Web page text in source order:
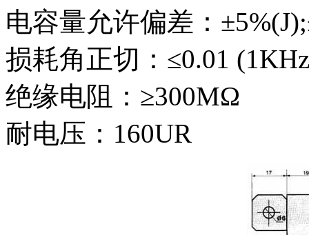
电容量允许偏差：
损耗角正切：≤0.01
绝缘电阻：≥300MΩ
耐电压：160UR